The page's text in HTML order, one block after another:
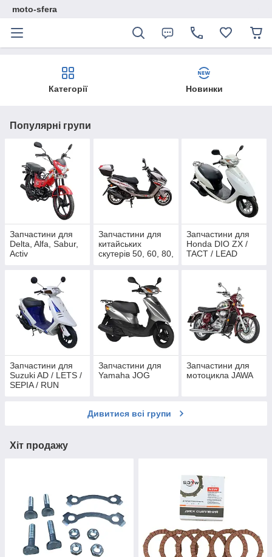
moto-sfera
Категорії Новинки
Популярні групи
Запчастини для
Delta, Alfa, Sabur,
Activ
Запчастини для
китайських
скутерів 50, 60, 80,
Запчастини для
Нonda DIO ZX /
TACT / LEAD
Запчастини для
Suzuki AD / LETS /
SEPIA / RUN
Запчастини для
Yamaha JOG
Запчастини для
мотоцикла JAWA
Дивитися всі групи
Хіт продажу